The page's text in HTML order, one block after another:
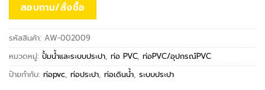
สอบถาม/สั่งซื้อ
รหัสสินค้า: AW-002009
หมวดหมู่: ปั้มน้ำและระบบประปา, ท่อ PVC, ท่อPVC/อุปกรณ์PVC
ป้ายกำกับ: ท่อpvc, ท่อประปา, ท่อเดินน้ำ, ระบบประปา